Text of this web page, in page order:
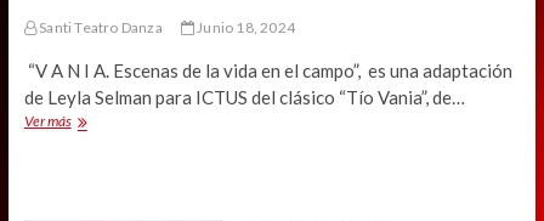
Santi Teatro Danza Junio 18, 2024
“V A N I A. Escenas de la vida en el campo”, es una adaptación
de Leyla Selman para ICTUS del clásico “Tío Vania”, de…
Ver más“Tío